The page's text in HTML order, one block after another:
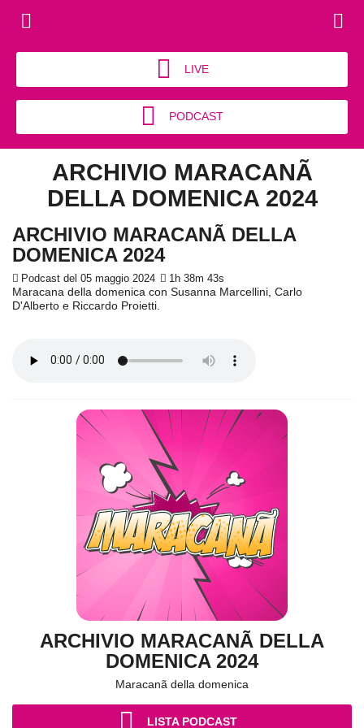
LIVE
PODCAST
ARCHIVIO MARACANÃ
DELLA DOMENICA 2024
ARCHIVIO MARACANÃ DELLA
DOMENICA 2024
Podcast del 05 maggio 2024 1h 38m 43s
Maracana della domenica con Susanna Marcellini, Carlo
D'Alberto e Riccardo Proietti.
ARCHIVIO MARACANÃ DELLA
DOMENICA 2024
Maracanã della domenica
LISTA PODCAST